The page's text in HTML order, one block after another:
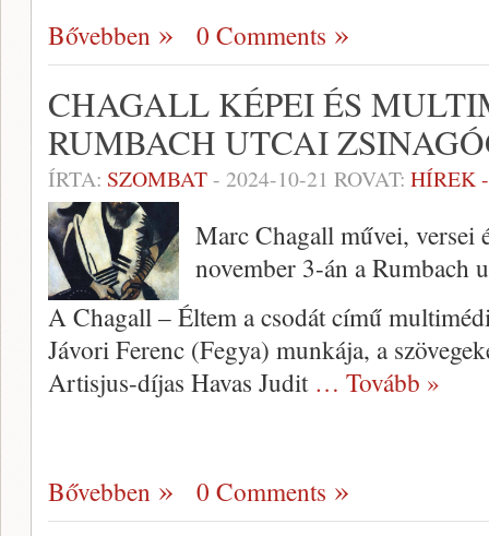
Bővebben 0 Comments
CHAGALL KÉPEI ÉS
RUMBACH UTCAI
ÍRTA: SZOMBAT- 2024-10-21 ROVAT: HÍREK
Marc Chagall művei, versei
november 3-án a Rumbach
A Chagall – Éltem a csodát című
Jávori Ferenc (Fegya) munkája, a
Artisjus-díjas Havas Judit … Tovább »
Bővebben 0 Comments